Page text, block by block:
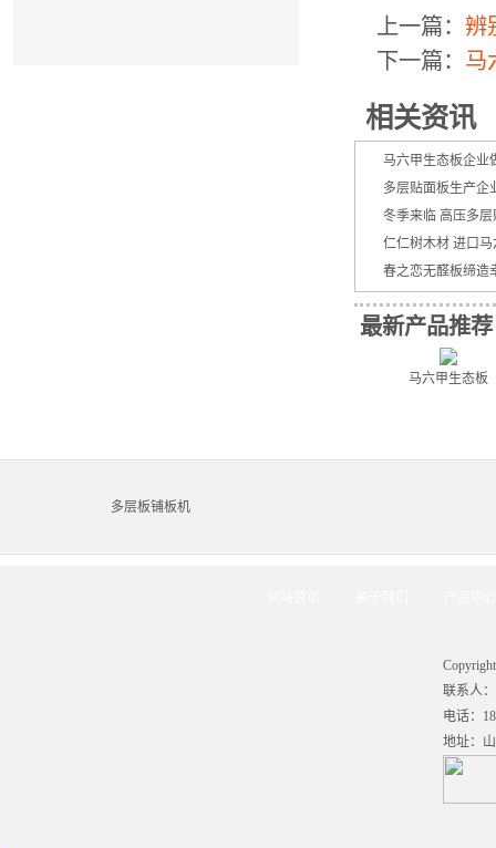
上一篇： 辨
下一篇： 马
相关资讯
马六甲生态板企业
多层贴面板生产企
冬季来临 高压多
仁仁树木材 进口
春之恋无醛板缔造
最新产品推荐
马六甲生态板
多层板铺板机
联系人
电话：
地址：